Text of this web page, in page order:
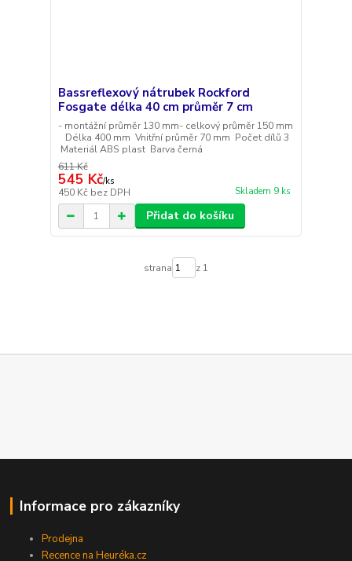
Bassreflexový nátrubek Rockford
Fosgate délka 40 cm průměr 7 cm
- montážní průměr 130 mm- celkový průměr 150 mm
Délka 400 mm Vnitřní průměr 70 mm Počet dílů 3
Materiál ABS plast Barva černá
611 Kč
545 Kč/ks
450 Kč bez DPH Skladem 9 ks
Přidat do košíku
strana z 1
Informace pro zákazníky
Prodejna
Recence na Heuréka.cz